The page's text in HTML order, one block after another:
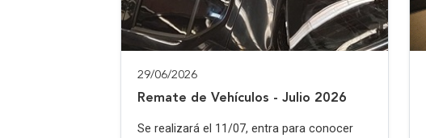
29/06/2026
Remate de Vehículos - Julio 2026
Se realizará el 11/07, entra para conocer